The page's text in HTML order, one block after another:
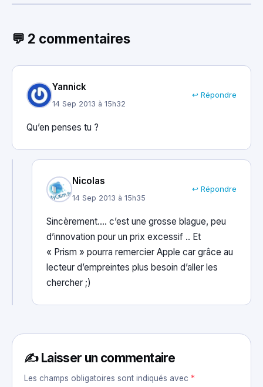
💬 2 commentaires
Yannick
14 Sep 2013 à 15h32
↩ Répondre
Qu’en penses tu ?
Nicolas
14 Sep 2013 à 15h35
↩ Répondre
Sincèrement…. c’est une grosse blague, peu
d’innovation pour un prix excessif .. Et
« Prism » pourra remercier Apple car grâce au
lecteur d’empreintes plus besoin d’aller les
chercher ;)
✍️ Laisser un commentaire
Les champs obligatoires sont indiqués avec *